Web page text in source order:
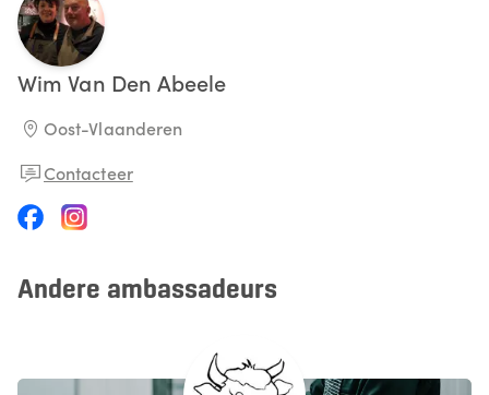
Wim Van Den Abeele
Oost-Vlaanderen
Contacteer
Andere ambassadeurs